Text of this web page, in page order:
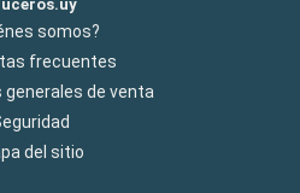
somos?
frecuentes
generales de venta
del sitio